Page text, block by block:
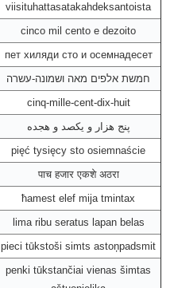
viisituhattasatakahdeksantoista
cinco mil cento e dezoito
пет хиляди сто и осемнадесет
חמשת אלפים מאה ושמונה-עשרה
cinq-mille-cent-dix-huit
پنج هزار و یکصد و هجده
pięć tysięcy sto osiemnaście
पाच हजार एकशे अठरा
ħamest elef mija tmintax
lima ribu seratus lapan belas
pieci tūkstoši simts astoņpadsmit
penki tūkstančiai vienas šimtas